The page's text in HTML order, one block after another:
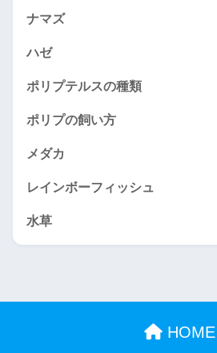
ナマズ
ハゼ
ポリプテルスの種類
ポリプの飼い方
メダカ
レインボーフィッシュ
水草
HOME